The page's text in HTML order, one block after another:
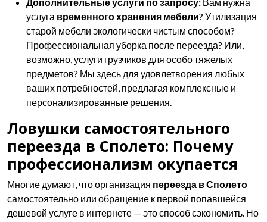
Дополнительные услуги по запросу: Вам нужна
услуга временного хранения мебели? Утилизация
старой мебели экологически чистым способом?
Профессиональная уборка после переезда? Или,
возможно, услуги грузчиков для особо тяжелых
предметов? Мы здесь для удовлетворения любых
ваших потребностей, предлагая комплексные и
персонализированные решения.
Ловушки самостоятельного
переезда в Сполето: Почему
профессионализм окупается
Многие думают, что организация переезда в Сполето
самостоятельно или обращение к первой попавшейся
дешевой услуге в интернете — это способ сэкономить. Но